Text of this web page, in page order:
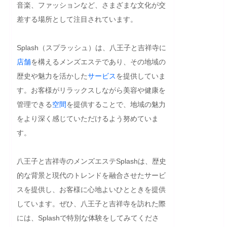
音楽、ファッションなど、さまざまな文化が交
差する場所として注目されています。
Splash（スプラッシュ）は、八王子と吉祥寺に
店舗を構えるメンズエステであり、その地域の
歴史や魅力を活かしたサービスを提供していま
す。お客様がリラックスしながら美容や健康を
管理できる空間を提供することで、地域の魅力
をより深く感じていただけるよう努めていま
す。
八王子と吉祥寺のメンズエステSplashは、歴史
的な背景と現代のトレンドを融合させたサービ
スを提供し、お客様に心地よいひとときを提供
しています。ぜひ、八王子と吉祥寺を訪れた際
には、Splashで特別な体験をしてみてくださ